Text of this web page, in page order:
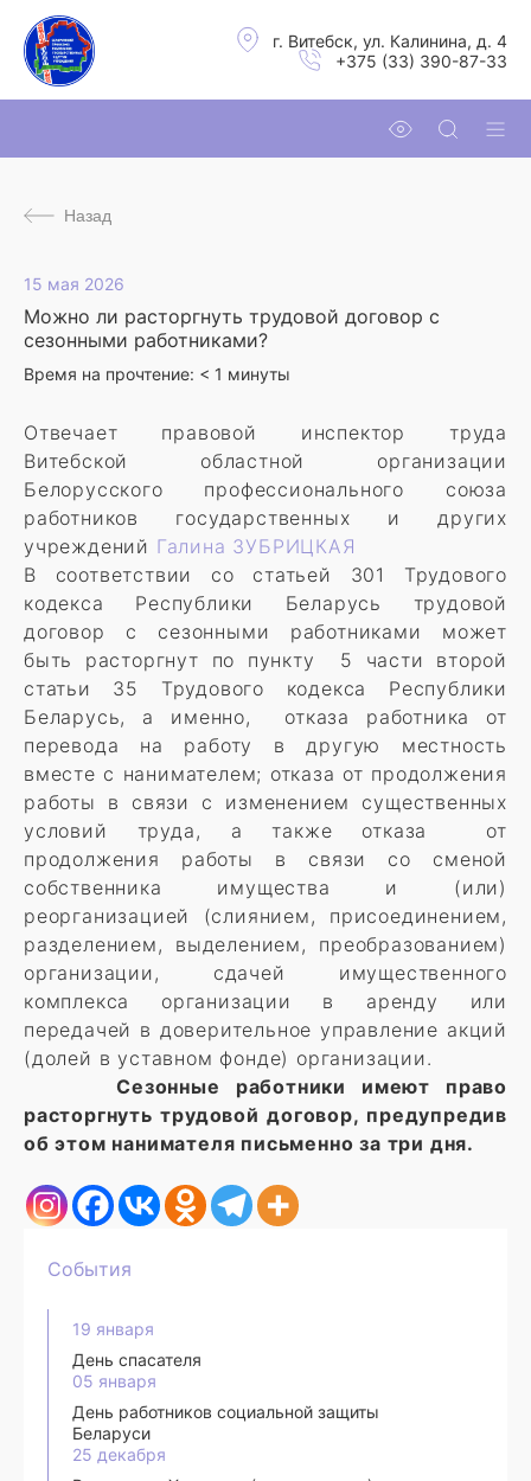
г. Витебск, ул. Калинина, д. 4
+375 (33) 390-87-33
Назад
15 мая 2026
Можно ли расторгнуть трудовой договор с
сезонными работниками?
Время на прочтение: < 1 минуты
Отвечает правовой инспектор труда
Витебской областной организации
Белорусского профессионального союза
работников государственных и других
учреждений Галина ЗУБРИЦКАЯ
В соответствии со статьей 301 Трудового
кодекса Республики Беларусь трудовой
договор с сезонными работниками может
быть расторгнут по пункту 5 части второй
статьи 35 Трудового кодекса Республики
Беларусь, а именно, отказа работника от
перевода на работу в другую местность
вместе с нанимателем; отказа от продолжения
работы в связи с изменением существенных
условий труда, а также отказа от
продолжения работы в связи со сменой
собственника имущества и (или)
реорганизацией (слиянием, присоединением,
разделением, выделением, преобразованием)
организации, сдачей имущественного
комплекса организации в аренду или
передачей в доверительное управление акций
(долей в уставном фонде) организации.
Сезонные работники имеют право
расторгнуть трудовой договор, предупредив
об этом нанимателя письменно за три дня.
События
19 января
День спасателя
05 января
День работников социальной защиты
Беларуси
25 декабря